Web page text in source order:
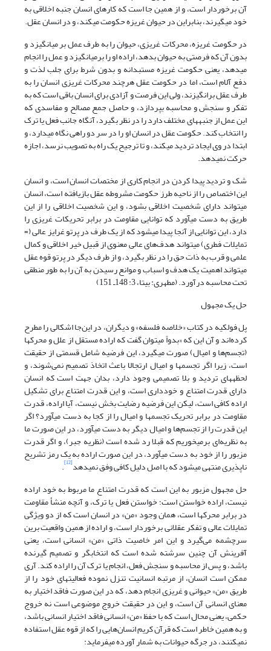
آن برخوردار است، و از همین جا است که کارهای انسان جنبه اخلاقی به
خود ‌‎می‎گیرند، بنابراین در حیوان غریزه حکومت می‎کند، و در انسان عقل.
در حکومت غریزه، محرکات غریزی، حیوان را به طرف عمل بر ‌‎می‎انگیزد و
بدون آن که فرصتی به حیوان بدهد، اراده او را بر‌‎می‎انگیزد و عمل را انجام
می‎دهد، یعنی حکومت غریزه مستبدانه و بدون شرط برای جلب لذت و
دفع آلام است، اما در حکومت عقل هرچند محرکات غریزی انسان را به
طرف عقل برانگیزند، ولی این فرصت و آزادی برای انسان باقی است که به
تفکر و سنجش و محاسبه بپردازد، و حاصل جمع مصالح و مفاسدی که
این عمل از جنبه‎های مختلف دارد را در نظر بگیرد، آنگاه جانب فعل یا ترک
را انتخاب کند. حکومت عقل در انسان او را در سر دو راهی نگاه می‎دارد، و
ابتدا در وی ایجاد تردید می‎کند، و تا ترجیح یک راه به تصویب نرسد، اجازه
حرکت نمی‎دهد.
شک و تردید پیدا کردن در انجام کاری از مختصات انسان است، و انسان
این اختصاص را از ناحیه طرز حکومت مشروطه عقل بازیافته است، انسان
می‎تواند دارای شخصیت اخلاقی بشود، و این شخصیت اخلاقی را از این
طریق به دست ‌‎می‎آورد که توانایی مقاومت در برابر تحریکات غریزی را
دارد، این توانایی از آنجا پیدا ‌‎می‎شود که از یک طرف در پرتو غرایز عالی (=
تمایلات فطری) می‎تواند هدف‌های عالی معنوی از قبیل خیر اخلاقی و کمال
علمی و قرب به ذات حق را در نظر بگیرد، و از طرف دیگر در پرتو قوه عقل
می‎تواند اهمیت یک هدف و اسباب و موانع رسیدن به آن را به طور منطقی
تحت محاسبه درآورد. (مطهری: بی‎تا، 3: 148ـ 151)
حل یک مجهول
پل فولکیه در کتاب «خلاصه فلسفه» و دیگران، در این‌جا اشکالی را مطرح
کرده‌اند و آن این که «بدواً می‎توان گفت که اراده مستقل از علل و محرکها
(تجسم‌ها و امیال) صورت ‌‎می‎گیرد، این فرضیه شامل قسمتی از حقیقت
است، زیرا اگر تجسم‎ها و امیال ارتجالا باعث اتخاذ تصمیم نمی‌شوند، و
لحظه‎های تردید و بلا تصمیمی وجود دارد، بدان جهت است که انسان
دارای قدرت امتناع و خودداری است، و این قدرت امتناع برای تشکیل
اراده کافی است، لیکن این فرضیه رضایت بخش نیست، آیا اراده، قدرت
مقاومت در برابر تحریک تجسم‎ها و امیال را از کجا به دست ‌‎می‎آورد؟ اگر
این قدرت را از تجسم‌ها و امیال دیگر به دست ‌‎می‎آورد، در این صورت ما
به نظریه‌ای بر‌‎می‎خوریم که قبلا رد شده است (نظریه جبر)، و اگر قدرت
مزبور را از خود به دست ‌‎می‎آورد، در این صورت اراده به یک رمز تشریح
ناپذیری منتهی ‌‎می‎شود که با اصل دلیل کافی وفق نمی‎دهد [12]
.
حل مجهول مزبور به این است که قدرت امتناع ما مربوط به خود اراده
نیست، اراده خواستن است؛ خواستن فعل یا ترک، و آنچه منشأ مقاومت
در برابر محرکها است، همان وجود «من» در انسان است که از دو ویژگی
تمایلات عالی و تفکر عقلانی برخوردار است، و اراده از همین واقعیت برین
سرچشمه می‌گیرد و این امر خاصیت ذاتی «من» انسانی است، یعنی
آفرینش آن چنین سرشته شده است که انتخابگر و تصمیم گیرنده
باشد، و پس از محاسبه و سنجش فعل، انجام یا ترک آن را اراده کند. آری
ممکن است انسان، از مرتبه انسانیت تنزل نموده فعالیت‎های خود را از
طریق «من» حیوانی و غریزی انجام دهد، که در این صورت فاقد اختیار به
معنای انسانی آن است، و این در حقیقت خروج موضوعی است نه خروج
حکمی، یعنی محال است که با حفظ «من» انسانی فاقد اختیار انسانی باشد،
و به همین خاطر است که قرآن کریم انسان‌هایی را که از قوه عقل استفاده
نمی‎کنند، در جرگه حیوانات به شمار آورده ‌‎می‎فرماید: